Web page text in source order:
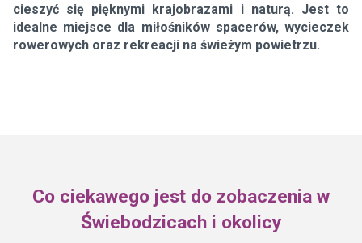
cieszyć się pięknymi krajobrazami i naturą. Jest to
idealne miejsce dla miłośników spacerów, wycieczek
rowerowych oraz rekreacji na świeżym powietrzu.
Co ciekawego jest do zobaczenia w
Świebodzicach i okolicy